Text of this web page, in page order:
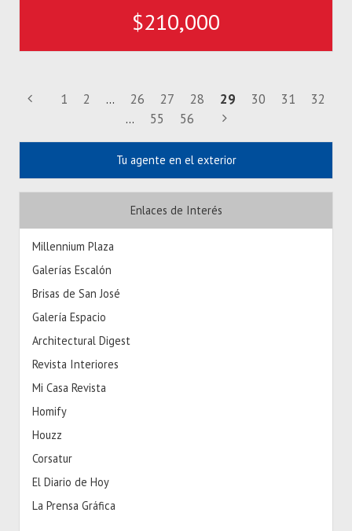
$210,000
1 2 ... 26 27 28 29 30 31
32
...
55 56
Tu agente en el exterior
Enlaces de Interés
Millennium Plaza
Galerías Escalón
Brisas de San José
Galería Espacio
Architectural Digest
Revista Interiores
Mi Casa Revista
Homify
Houzz
Corsatur
El Diario de Hoy
La Prensa Gráfica